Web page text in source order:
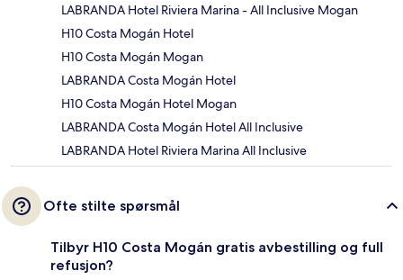
LABRANDA Hotel Riviera Marina - All Inclusive Mogan
H10 Costa Mogán Hotel
H10 Costa Mogán Mogan
LABRANDA Costa Mogán Hotel
H10 Costa Mogán Hotel Mogan
LABRANDA Costa Mogán Hotel All Inclusive
LABRANDA Hotel Riviera Marina All Inclusive
Ofte stilte spørsmål
Tilbyr H10 Costa Mogán gratis avbestilling og full
refusjon?